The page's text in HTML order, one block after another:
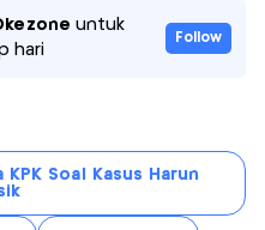
untuk
hari
Follow
Soal Kasus Harun